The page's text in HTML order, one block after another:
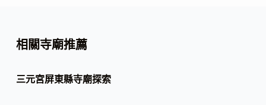
相關寺廟推薦
三元宮屏東縣寺廟探索